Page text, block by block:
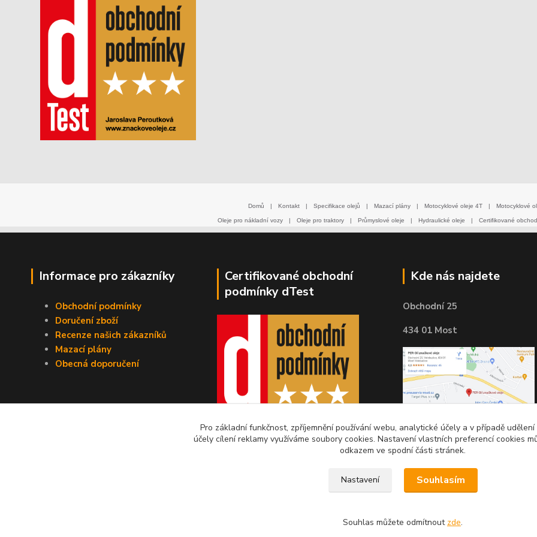
Domů | Kontakt | Specifikace olejů | Mazací plány | Motocyklové oleje 4T | Motocyklové
Oleje pro nákladní vozy | Oleje pro traktory | Průmyslové oleje | Hydraulické oleje | Certifikované
Informace pro zákazníky
Obchodní podmínky
Doručení zboží
Recenze našich zákazníků
Mazací plány
Obecná doporučení
Certifikované obchodní
podmínky dTest
Kde nás najdete
Obchodní 25
434 01 Most
Pro základní funkčnost, zpříjemnění používání webu, analytické účely a v případě
účely cílení reklamy využíváme soubory cookies. Nastavení vlastních preferencí cookies
odkazem ve spodní části stránek.
Nastavení Souhlasím
Souhlas můžete odmítnout zde.